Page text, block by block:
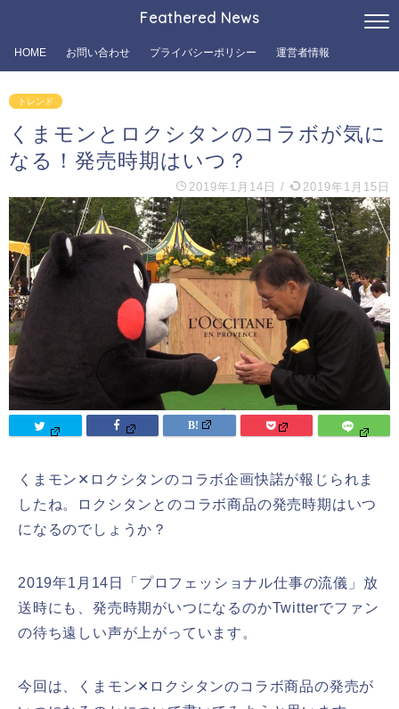
Feathered News
HOME お問い合わせ プライバシーポリシー 運営者情報
トレンド
くまモンとロクシタンのコラボが気に
なる！発売時期はいつ？
2019年1月14日 / 2019年1月15日
くまモン✕ロクシタンのコラボ企画快諾が報じられま
したね。ロクシタンとのコラボ商品の発売時期はいつ
になるのでしょうか？
2019年1月14日「プロフェッショナル仕事の流儀」放
送時にも、発売時期がいつになるのかTwitterでファン
の待ち遠しい声が上がっています。
今回は、くまモン✕ロクシタンのコラボ商品の発売が